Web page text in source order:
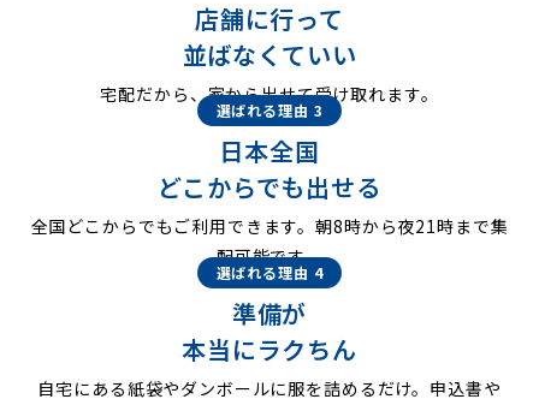
店舗に行って
並ばなくていい
宅配だから、家から出せて受け取れます。
選ばれる理由 3
日本全国
どこからでも出せる
全国どこからでもご利用できます。朝8時から夜21時まで集
配可能です。
選ばれる理由 4
準備が
本当にラクちん
自宅にある紙袋やダンボールに服を詰めるだけ。申込書や